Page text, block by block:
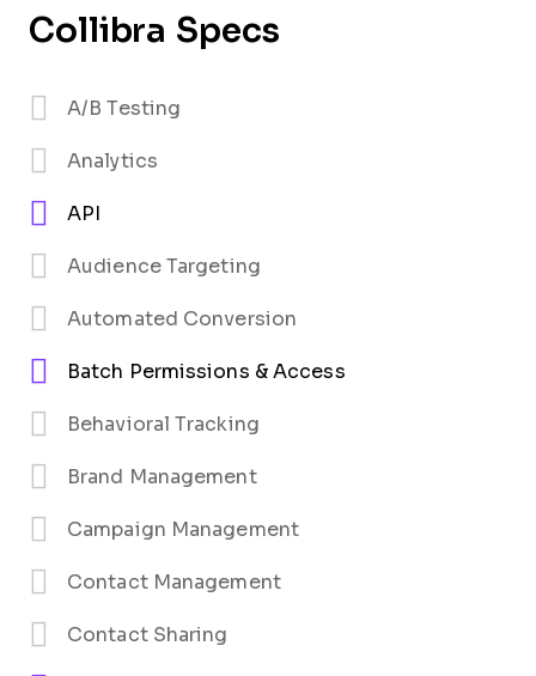
Collibra Specs
A/B Testing
Analytics
API
Audience Targeting
Automated Conversion
Batch Permissions & Access
Behavioral Tracking
Brand Management
Campaign Management
Contact Management
Contact Sharing